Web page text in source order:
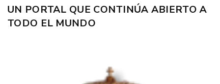
UN PORTAL QUE CONTINÚA ABIERTO A
TODO EL MUNDO